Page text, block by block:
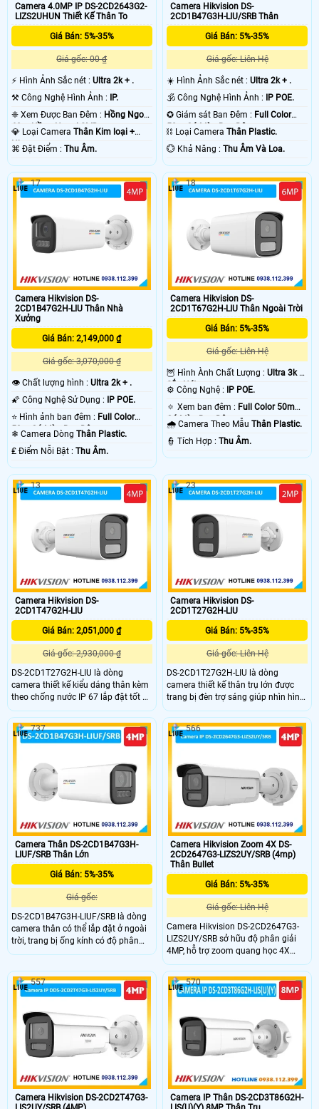
Camera 4.0MP IP DS-2CD2643G2-
LIZS2UHUN Thiết Kế Thân To
Giá Bán: 5%-35%
Giá gốc: 00 ₫
️⚡ Hình Ảnh Sắc nét : Ultra 2k + .
⚒ Công Nghệ Hình Ảnh :
IP.
❈ Xem Được Ban Đêm : Hồng Ngoại
60m Hồng Ngoại SMD.
💎 Loại Camera Thân Kim loại +
Nhựa.
️⌘ Đặt Điểm : Thu Âm.
Camera Hikvision DS-
2CD1B47G3H-LIU/SRB Thân
Giá Bán: 5%-35%
Giá gốc: Liên Hệ
☀️ Hình Ảnh Sắc nét :Ultra 2k + .
🕉️ Công Nghệ Hình Ảnh :
IP POE.
✪ Giám sát Ban Đêm : Full Color
50m Có Màu Ban Ðêm.
⛓ Loại CameraThân Plastic.
️💮 Khả Năng :Thu Âm Và Loa.
Camera Hikvision DS-
2CD1B47G2H-LIU Thân Nhà
Xưởng
Giá Bán: 2,149,000 ₫
Giá gốc: 3,070,000 ₫
👁 Chất lượng hình : Ultra 2k + .
🌠 Công Nghệ Sử Dụng :
IP POE.
⭐ Hình ảnh ban đêm : Full Color
50m Có Màu Ban Ðêm.
❄ Camera Dòng Thân Plastic.
️₤ Điểm Nỗi Bật : Thu Âm.
17
Camera Hikvision DS-
2CD1T67G2H-LIU Thân Ngoài Trời
Giá Bán: 5%-35%
Giá gốc: Liên Hệ
🦉 Hình Ành Chất Lượng :Ultra 3k +
Sắc Nét .
⚙ Công Nghệ :
IP POE.
🔅 Xem ban đêm : Full Color 50m
Có Màu Ban Ðêm.
🌧️ Camera Theo MẫuThân Plastic.
️👮 Tích Hợp :Thu Âm.
18
Camera Hikvision DS-
2CD1T47G2H-LIU
Giá Bán: 2,051,000 ₫
Giá gốc: 2,930,000 ₫
DS-2CD1T27G2H-LIU là dòng
camera thiết kế kiểu dáng thân kèm
theo chống nước IP 67 lắp đặt tốt ở
ngoài trời, ống kính có độ phân giải
4.0MP, trang bị đèn ánh sáng trắng
với khoảng cách 50m, kèm theo đấy
chuẩn nén H.265+ tiết kiệm băng
âm
13
Camera Hikvision DS-
2CD1T27G2H-LIU
Giá Bán: 5%-35%
Giá gốc: Liên Hệ
DS-2CD1T27G2H-LIU là dòng
camera thiết kế thân trụ lớn được
trang bị đèn trợ sáng giúp nhìn hình
ảnh có màu vào ban đêm với
khoảng cách 50m, trang bị chống
ngược sáng DWDR, tích hợp thêm
micro thu âm, kèm theo đấy là
23
Camera Thân DS-2CD1B47G3H-
LIUF/SRB Thân Lớn
Giá Bán: 5%-35%
Giá gốc:
DS-2CD1B47G3H-LIUF/SRB là dòng
camera thân có thể lắp đặt ở ngoài
trời, trang bị ống kính có độ phân
giải 4.0MP cho ra hình ảnh sắc nét,
thoại 2 chiều, trang bị khả năng
phát hiện chuyển động, phân loại
người và xe, chuẩn chống nước IP
737
Camera Hikvision Zoom 4X DS-
2CD2647G3-LIZS2UY/SRB (4mp)
Thân Bullet
Giá Bán: 5%-35%
Giá gốc: Liên Hệ
Camera Hikvision DS-2CD2647G3-
LIZS2UY/SRB sở hữu độ phân giải
4MP, hỗ trợ zoom quang học 4X
(2.8mm - 12mm) giúp thu phóng
hình ảnh ở khoảng cách xa hiệu
quả. Camera cũng được trang bị
công nghệ AI thông minh nhận diện
tính năng tìm kiếm AcuSearch.
566
Camera Hikvision DS-2CD2T47G3-
557
Camera IP Thân DS-2CD3T86G2H-
570